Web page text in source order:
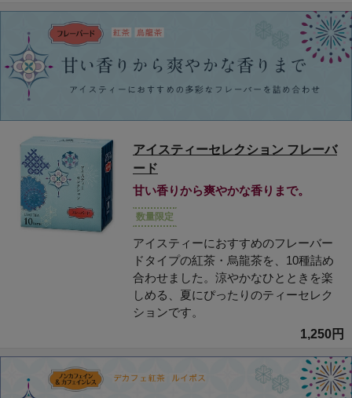
アイスティーセレクション フレーバ
ード
甘い香りから爽やかな香りまで。
数量限定
アイスティーにおすすめのフレーバー
ドタイプの紅茶・烏龍茶を、10種詰め
合わせました。涼やかなひとときを楽
しめる、夏にぴったりのティーセレク
ションです。
1,250円